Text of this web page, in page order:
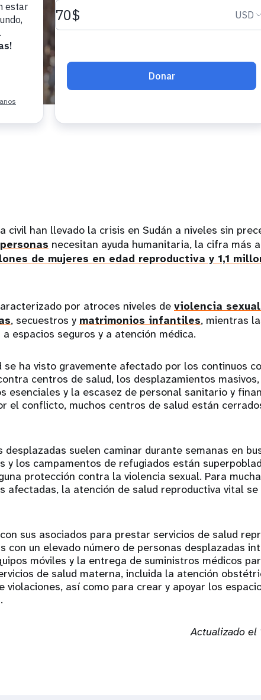
civil han llevado la crisis en Sudán a niveles sin
necesitan ayuda humanitaria, la cifra más
de mujeres en edad reproductiva y 1,1
por atroces niveles de violencia
, secuestros y matrimonios infantiles, mientras
espacios seguros y a atención médica.
se ha visto gravemente afectado por los continuos
centros de salud, los desplazamientos
esenciales y la escasez de personal sanitario y
el conflicto, muchos centros de salud están
desplazadas suelen caminar durante semanas en
y los campamentos de refugiados están
protección contra la violencia sexual. Para
afectadas, la atención de salud reproductiva vital
sus asociados para prestar servicios de salud
con un elevado número de personas desplazadas
móviles y la entrega de suministros médicos
de salud materna, incluida la atención
violaciones, así como para crear y apoyar los
Actualizado